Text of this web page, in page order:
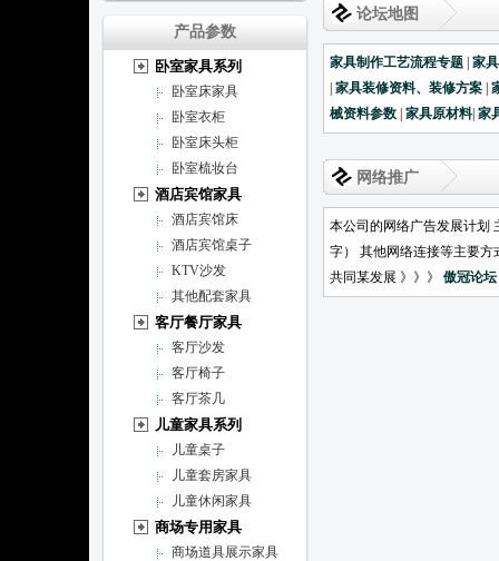
产品参数
卧室家具系列
卧室床家具
卧室衣柜
卧室床头柜
卧室梳妆台
酒店宾馆家具
酒店宾馆床
酒店宾馆桌子
KTV沙发
其他配套家具
客厅餐厅家具
客厅沙发
客厅椅子
客厅茶几
儿童家具系列
儿童桌子
儿童套房家具
儿童休闲家具
商场专用家具
商场道具展示家具
论坛地图
家具制作工艺流程专题 家
家具装修资料、装修方案
械资料参数 家具原材料 家
网络推广
本公司的网络广告发展计划
字） 其他网络连接等主要
共同某发展 》》》 傲冠论坛